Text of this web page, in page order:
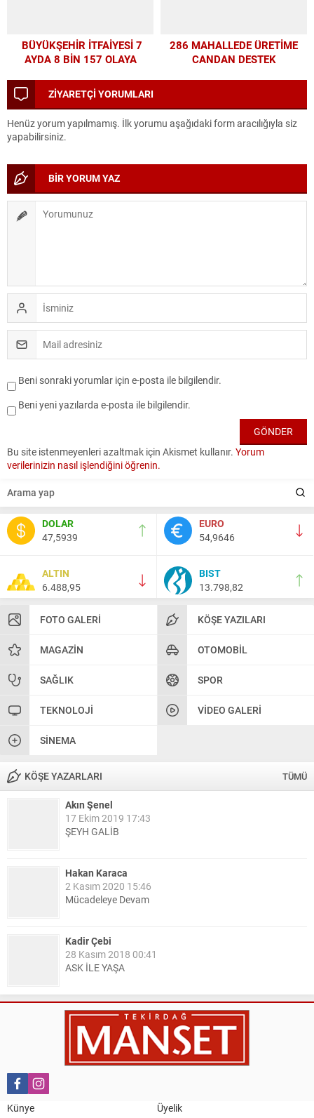
DOLAR
47,5939
EURO
54,9646
ALTIN
6.488,95
BIST
13.798,82
FOTO GALERI KÖŞE YAZILARI
MAGAZIN OTOMOBIL
SAĞLIK SPOR
TEKNOLOJI VIDEO GALERI
SINEMA
KÖŞE YAZARLARI TÜMÜ
Akın Şenel
17 Ekim 2019 17:43
ŞEYH GALİB
Hakan Karaca
2 Kasım 2020 15:46
Mücadeleye Devam
Kadir Çebi
28 Kasım 2018 00:41
ASK İLE YAŞA
Nail Kazanç
10 Mart 2023 21:36
HAYDİ TEKİRDAĞ MAÇA !!!!
TEKİRDAĞ İL EMNİYET MÜDÜRÜMÜZE HAYIRLI OLSUN
BÜYÜKŞEHİR İTFAİYESİ 7
AYDA 8 BİN 157 OLAYA
286 MAHALLEDE ÜRETİME
CANDAN DESTEK
ZİYARETÇİ YORUMLARI
Henüz yorum yapılmamış. İlk yorumu aşağıdaki form aracılığıyla siz
yapabilirsiniz.
BİR YORUM YAZ
Beni sonraki yorumlar için e-posta ile bilgilendir.
Beni yeni yazılarda e-posta ile bilgilendir.
Bu site istenmeyenleri azaltmak için Akismet kullanır. Yorum
verilerinizin nasıl işlendiğini öğrenin.
Künye Üyelik